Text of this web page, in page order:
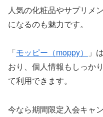
人気の化粧品やサプリメ
になるのも魅力です。
「モッピー（moppy）
」
おり、個人情報もしっか
て利用できます。
今なら期間限定入会キャ